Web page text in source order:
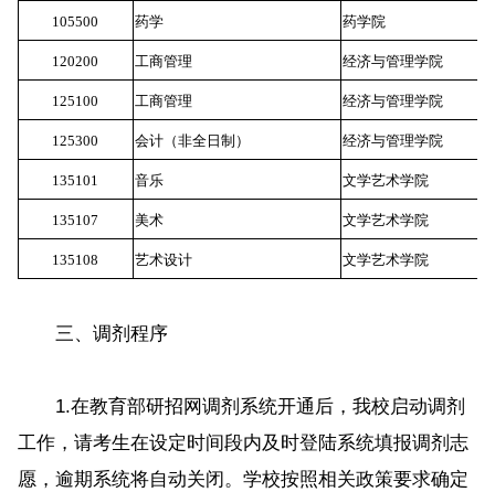
105500 药学 药学院
120200 工商管理 经济与管理学院
125100 工商管理 经济与管理学院
125300 会计（非全日制） 经济与管理学院
135101 音乐 文学艺术学院
135107 美术 文学艺术学院
135108 艺术设计 文学艺术学院
三、调剂程序
1.在教育部研招网调剂系统开通后，我校启动调剂
工作，请考生在设定时间段内及时登陆系统填报调剂志
愿，逾期系统将自动关闭。学校按照相关政策要求确定